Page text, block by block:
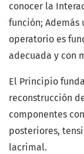
conocer la
función;
operatorio es
adecuada y con
El Principio
reconstrucción
componentes
posteriores,
lacrimal.